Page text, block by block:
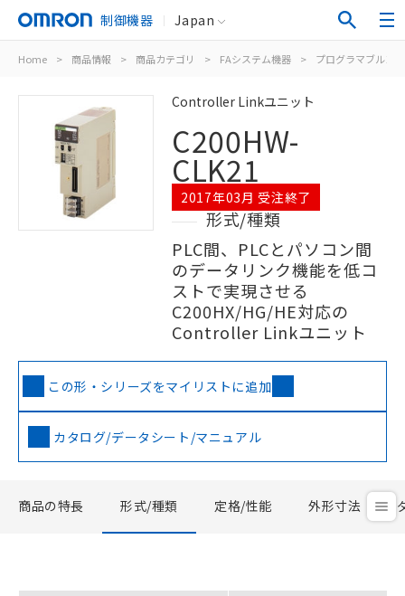
制御機器 Japan
Home > 商品情報 > 商品カテゴリ > FAシステム機器 > プログラマブルコ
Controller Linkユニット
C200HW-
CLK21
2017年03月 受注終了
形式/種類
PLC間、PLCとパソコン間
のデータリンク機能を低コ
ストで実現させる
C200HX/HG/HE対応の
Controller Linkユニット
この形・シリーズをマイリストに追加
カタログ/データシート/マニュアル
商品の特長 形式/種類 定格/性能 外形寸法